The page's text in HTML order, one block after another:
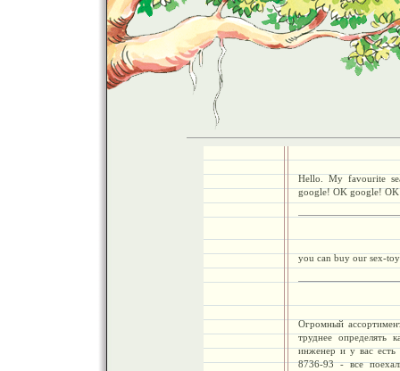
Hello. My favourite
google! OK google!
you can buy our sex-
Огромный
труднее
инженер и у вас есть
8736-93 - все